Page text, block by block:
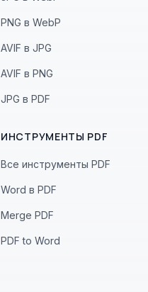
PNG в WebP
AVIF в JPG
AVIF в PNG
JPG в PDF
ИНСТРУМЕНТЫ PDF
Все инструменты PDF
Word в PDF
Merge PDF
PDF to Word